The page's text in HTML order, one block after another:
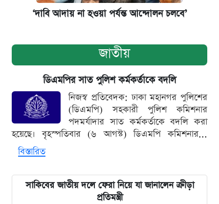
‌‘দাবি আদায় না হওয়া পর্যন্ত আন্দোলন চলবে’
জাতীয়
ডিএমপির সাত পুলিশ কর্মকর্তাকে বদলি
নিজস্ব প্রতিবেদক: ঢাকা মহানগর পুলিশের
(ডিএমপি) সহকারী পুলিশ কমিশনার
পদমর্যাদার সাত কর্মকর্তাকে বদলি করা
হয়েছে। বৃহস্পতিবার (৬ আগস্ট) ডিএমপি কমিশনার...
বিস্তারিত
সাকিবের জাতীয় দলে ফেরা নিয়ে যা জানালেন ক্রীড়া
প্রতিমন্ত্রী